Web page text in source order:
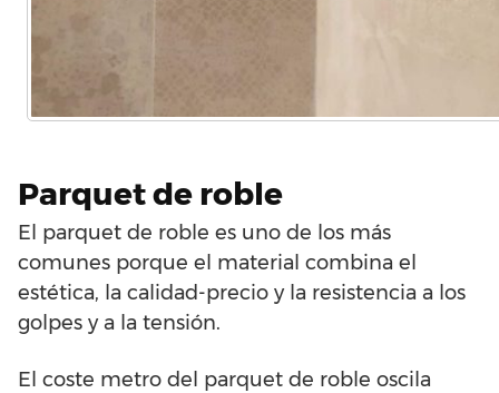
Parquet de roble
El parquet de roble es uno de los más
comunes porque el material combina el
estética, la calidad-precio y la resistencia a los
golpes y a la tensión.
El coste metro del parquet de roble oscila